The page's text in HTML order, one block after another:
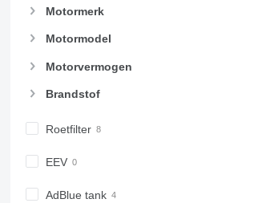
Motormerk
Motormodel
Motorvermogen
Brandstof
Roetfilter
EEV
AdBlue tank